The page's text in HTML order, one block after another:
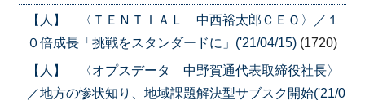
【人】 〈ＴＥＮＴＩＡＬ 中西裕太郎ＣＥＯ〉／１
０倍成長「挑戦をスタンダードに」('21/04/15) (1720)
【人】 〈オプスデータ 中野賀通代表取締役社長〉
／地方の惨状知り、地域課題解決型サブスク開始('21/0